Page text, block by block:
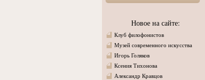
Новое на сайте:
Клуб филофонистов
Музей современного искусства
Игорь Голяков
Ксения Тихонова
Александр Кравцов